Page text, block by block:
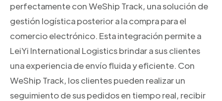
perfectamente con WeShip Track, una solución de
gestión logística posterior a la compra para el
comercio electrónico. Esta integración permite a
LeiYi International Logistics brindar a sus clientes
una experiencia de envío fluida y eficiente. Con
WeShip Track, los clientes pueden realizar un
seguimiento de sus pedidos en tiempo real, recibir